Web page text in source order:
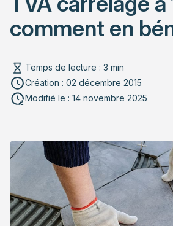
Actualités
Rechercher un article
comment en
Temps de lecture : 3 min
Création : 02 décembre 2015
Modifié le : 14 novembre 2025